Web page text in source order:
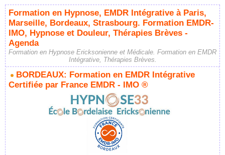
Formation en Hypnose, EMDR Intégrative à Paris,
Marseille, Bordeaux, Strasbourg. Formation EMDR-
IMO, Hypnose et Douleur, Thérapies Brèves -
Agenda
Formation en Hypnose Ericksonienne et Médicale. Formation en EMDR
Intégrative, Thérapies Brèves.
BORDEAUX: Formation en EMDR Intégrative
Certifiée par France EMDR - IMO ®